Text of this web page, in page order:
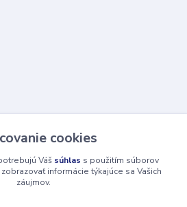
cookies
Váš súhlas s použitím súborov
informácie týkajúce sa Vašich
záujmov.